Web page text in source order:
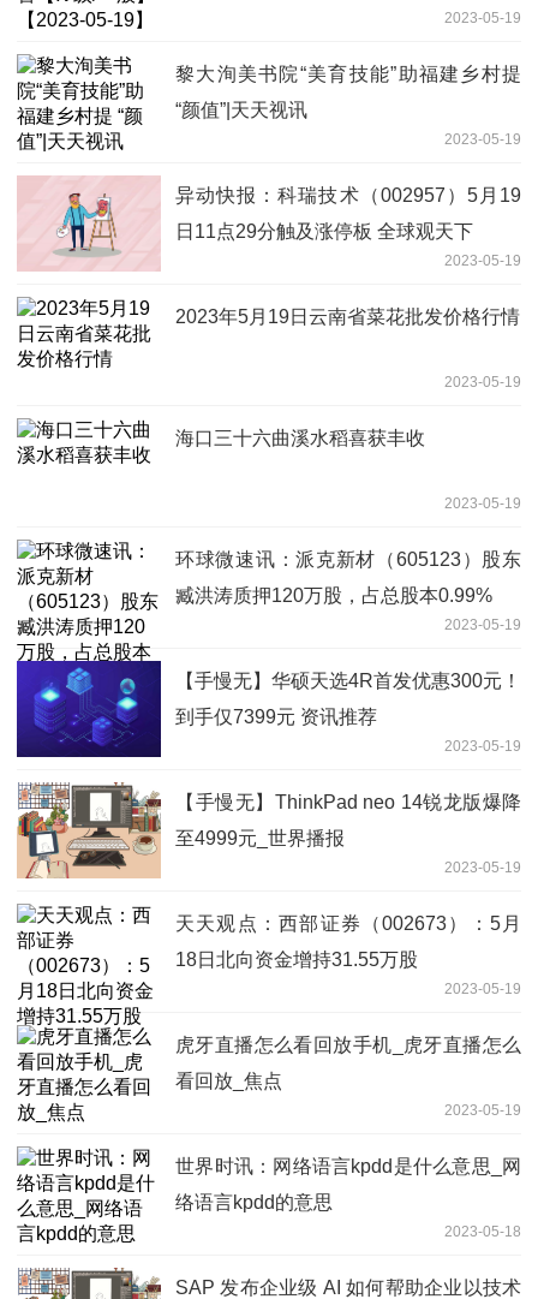
2023-05-19
黎大洵美书院“美育技能”助福建乡村提
“颜值”|天天视讯
2023-05-19
异动快报：科瑞技术（002957）5月19
日11点29分触及涨停板 全球观天下
2023-05-19
2023年5月19日云南省菜花批发价格行情
2023-05-19
海口三十六曲溪水稻喜获丰收
2023-05-19
环球微速讯：派克新材（605123）股东
臧洪涛质押120万股，占总股本0.99%
2023-05-19
【手慢无】华硕天选4R首发优惠300元！
到手仅7399元 资讯推荐
2023-05-19
【手慢无】ThinkPad neo 14锐龙版爆降
至4999元_世界播报
2023-05-19
天天观点：西部证券（002673）：5月
18日北向资金增持31.55万股
2023-05-19
虎牙直播怎么看回放手机_虎牙直播怎么
看回放_焦点
2023-05-19
世界时讯：网络语言kpdd是什么意思_网
络语言kpdd的意思
2023-05-18
SAP 发布企业级 AI 如何帮助企业以技术